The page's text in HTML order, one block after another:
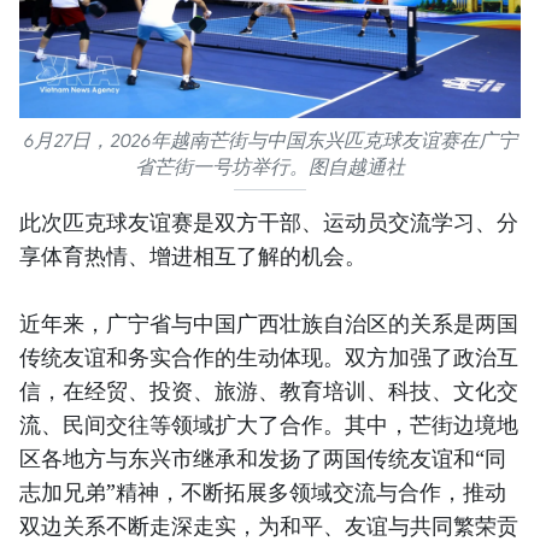
6月27日，2026年越南芒街与中国东兴匹克球友谊赛在广宁
省芒街一号坊举行。图自越通社
此次匹克球友谊赛是双方干部、运动员交流学习、分
享体育热情、增进相互了解的机会。
近年来，广宁省与中国广西壮族自治区的关系是两国
传统友谊和务实合作的生动体现。双方加强了政治互
信，在经贸、投资、旅游、教育培训、科技、文化交
流、民间交往等领域扩大了合作。其中，芒街边境地
区各地方与东兴市继承和发扬了两国传统友谊和“同
志加兄弟”精神，不断拓展多领域交流与合作，推动
双边关系不断走深走实，为和平、友谊与共同繁荣贡